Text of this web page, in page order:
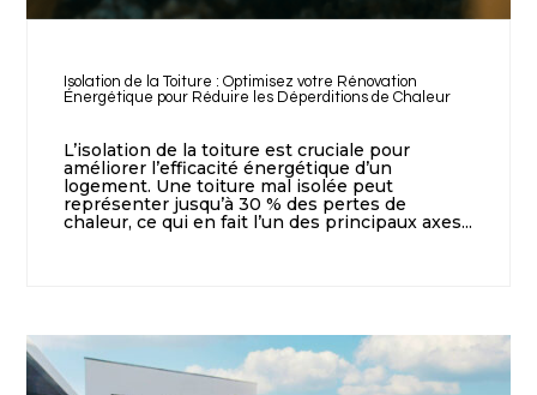
Isolation de la Toiture : Optimisez votre Rénovation
Énergétique pour Réduire les Déperditions de Chaleur
L’isolation de la toiture est cruciale pour
améliorer l’efficacité énergétique d’un
logement. Une toiture mal isolée peut
représenter jusqu’à 30 % des pertes de
chaleur, ce qui en fait l’un des principaux axes...